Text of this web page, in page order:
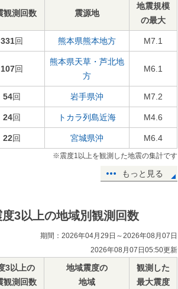
観測回数 震源地
地震規模
の最大
331回 熊本県熊本地方 M7.1
107回
熊本県天草・芦北地
方
M6.1
54回 岩手県沖 M7.2
24回 トカラ列島近海 M4.6
22回 宮城県沖 M6.4
※震度1以上を観測した地震の集計です
もっと見る
度3以上の地域別観測回数
期間：2026年04月29日～2026年08月07日
2026年08月07日05:50更新
3以上の
観測回数
地域震度の
地域
観測した
最大震度